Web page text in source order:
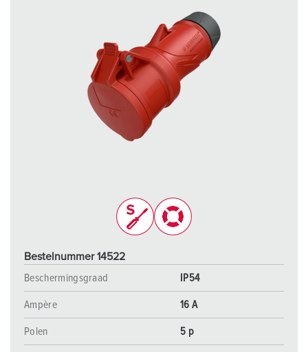
Bestelnummer 14522
Beschermingsgraad
IP54
Ampère 16 A
Polen 5 p